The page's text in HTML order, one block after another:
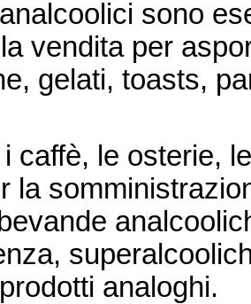
sono
vendita per
gelati, toasts,
le osterie,
la
analoghi.